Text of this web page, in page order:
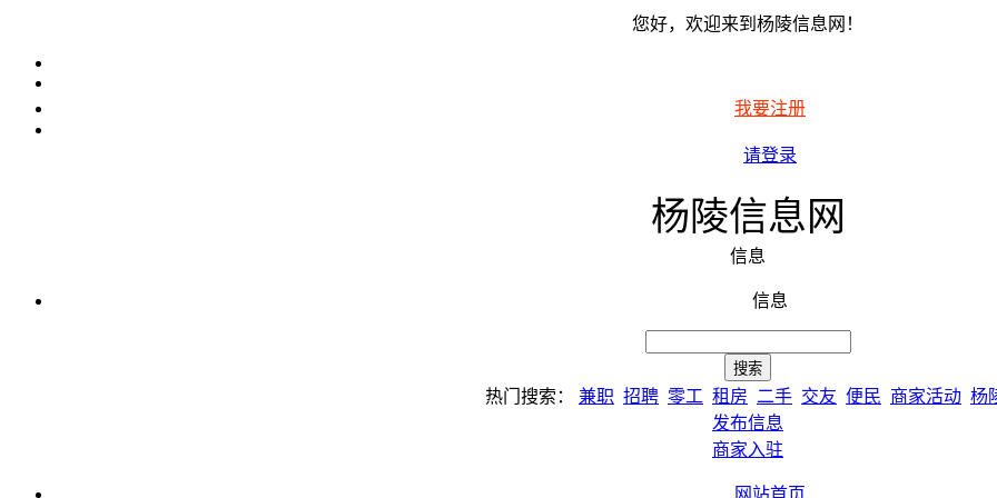
您好，欢迎来到杨陵信息网！
我要注册
请登录
杨陵信息网
信息
信息
热门搜索： 兼职 招聘 零工 租房 二手 交友 便民 商家活动 杨
发布信息
商家入驻
网站首页